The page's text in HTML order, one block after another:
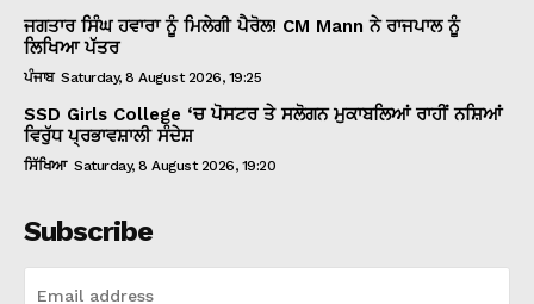
ਜਗਤਾਰ ਸਿੰਘ ਹਵਾਰਾ ਨੂੰ ਮਿਲੇਗੀ ਪੈਰੋਲ! CM Mann ਨੇ ਰਾਜਪਾਲ ਨੂੰ
ਲਿਖਿਆ ਪੱਤਰ
ਪੰਜਾਬ Saturday, 8 August 2026, 19:25
SSD Girls College ‘ਚ ਪੋਸਟਰ ਤੇ ਸਲੋਗਨ ਮੁਕਾਬਲਿਆਂ ਰਾਹੀਂ ਨਸ਼ਿਆਂ
ਵਿਰੁੱਧ ਪ੍ਰਭਾਵਸ਼ਾਲੀ ਸੰਦੇਸ਼
ਸਿੱਖਿਆ Saturday, 8 August 2026, 19:20
Subscribe